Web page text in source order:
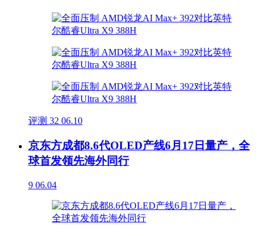
评测 32 06.10
京东方成都8.6代OLED产线6月17日量产，全
球首发领先海外同行
9 06.04